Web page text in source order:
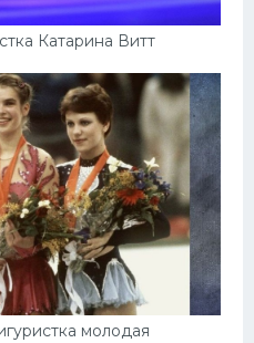
Катарина Витт
молодая